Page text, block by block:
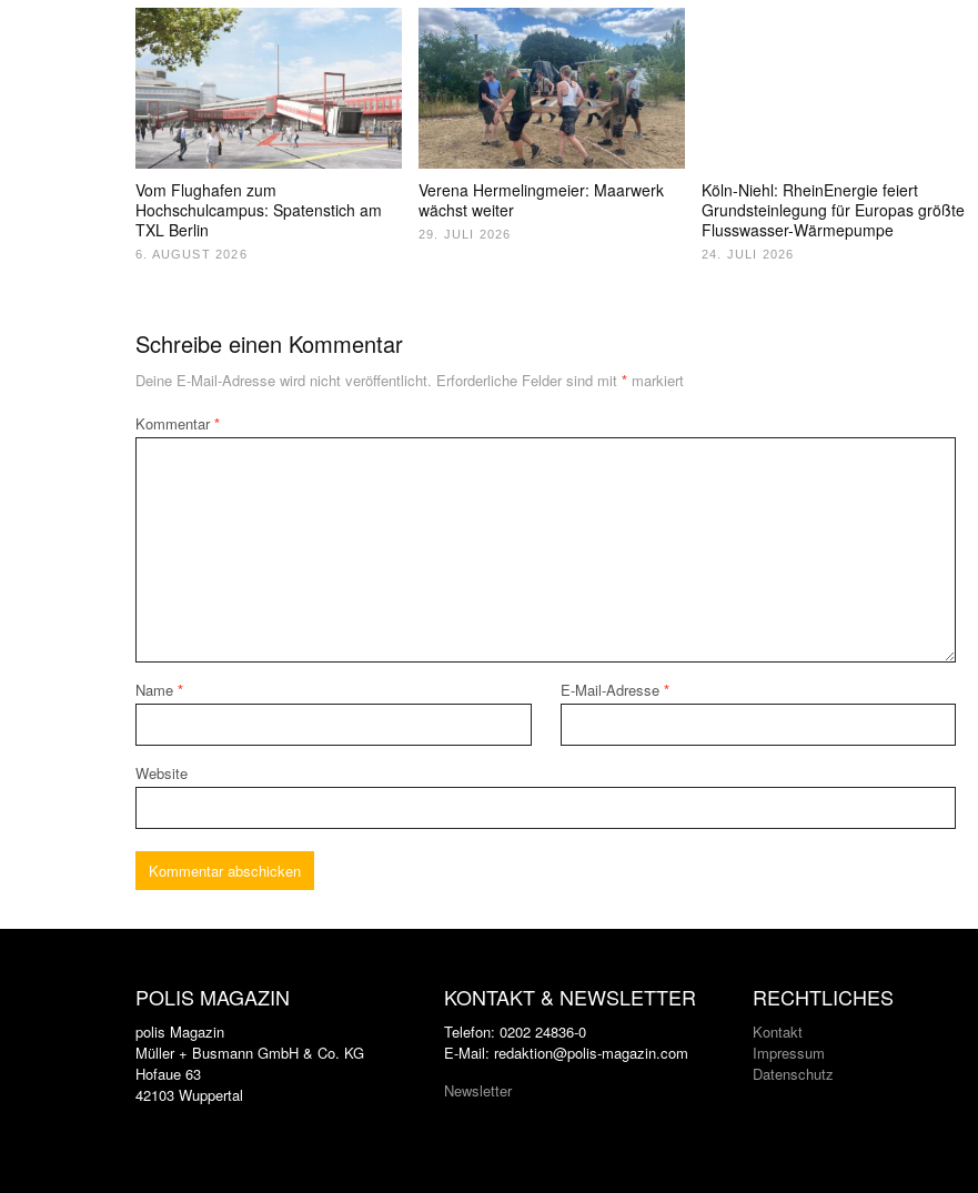
Vom Flughafen zum
Hochschulcampus: Spatenstich am
TXL Berlin
6. AUGUST 2026
Verena Hermelingmeier: Maarwerk
wächst weiter
29. JULI 2026
Köln-Niehl: RheinEnergie feiert
Grundsteinlegung für Europas größte
Flusswasser-Wärmepumpe
24. JULI 2026
Schreibe einen Kommentar
Deine E-Mail-Adresse wird nicht veröffentlicht. Erforderliche Felder sind mit * markiert
Kommentar*
Name * E-Mail-Adresse *
Website
POLIS MAGAZIN
polis Magazin
Müller + Busmann GmbH & Co. KG
Hofaue 63
42103 Wuppertal
KONTAKT & NEWSLETTER
Telefon: 0202 24836-0
E-Mail: redaktion@polis-magazin.com
Newsletter
RECHTLICHES
Kontakt
Impressum
Datenschutz